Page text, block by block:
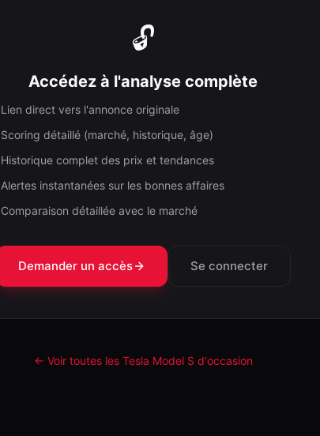
🔓
Accédez à l'analyse complète
Lien direct vers l'annonce originale
Scoring détaillé (marché, historique, âge)
Historique complet des prix et tendances
Alertes instantanées sur les bonnes affaires
Comparaison détaillée avec le marché
Demander un accès Se connecter
← Voir toutes les Tesla Model S d'occasion